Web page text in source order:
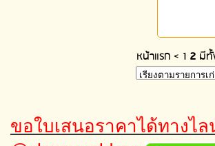
หน้าแรก < 1 2 มี
ขอใบเสนอราคาได้ทางไล